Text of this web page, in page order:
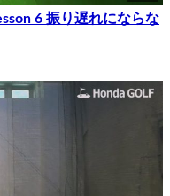
6 振り遅れにならな